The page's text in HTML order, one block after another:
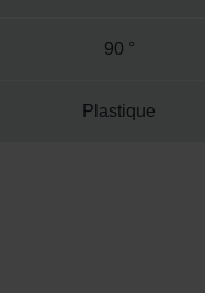
90 °
Plastique